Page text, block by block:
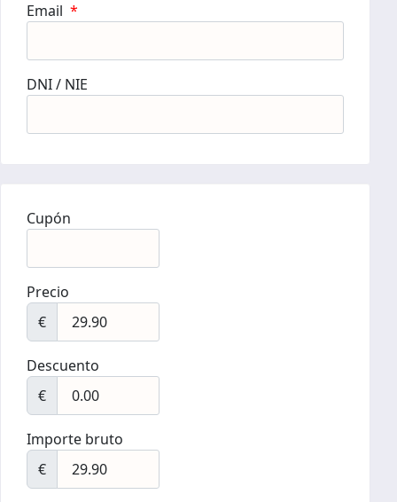
Email *
DNI / NIE
Cupón
Precio
€
Descuento
€
Importe bruto
€